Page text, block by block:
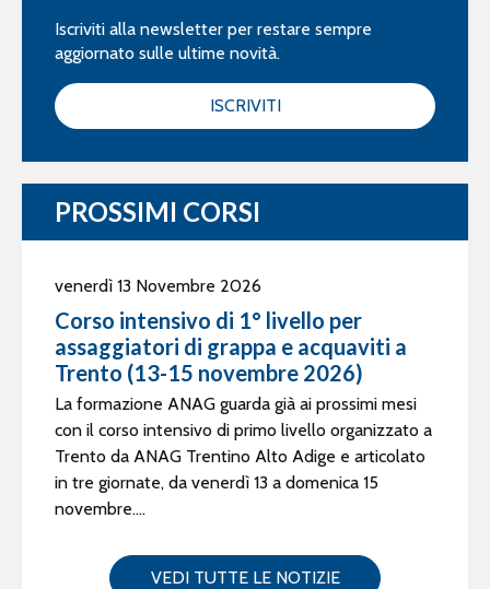
Iscriviti alla newsletter per restare sempre
aggiornato sulle ultime novità.
ISCRIVITI
PROSSIMI CORSI
venerdì 13 Novembre 2026
Corso intensivo di 1° livello per
assaggiatori di grappa e acquaviti a
Trento (13-15 novembre 2026)
La formazione ANAG guarda già ai prossimi mesi
con il corso intensivo di primo livello organizzato a
Trento da ANAG Trentino Alto Adige e articolato
in tre giornate, da venerdì 13 a domenica 15
novembre....
VEDI TUTTE LE NOTIZIE